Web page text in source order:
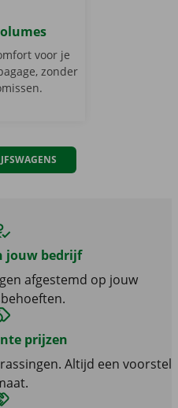
voor je
zonder
jouw bedrijf
afgestemd op jouw
prijzen
Altijd een voorstel